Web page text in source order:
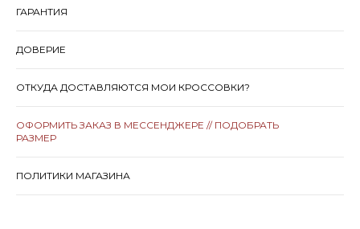
ГАРАНТИЯ
ДОВЕРИЕ
ОТКУДА ДОСТАВЛЯЮТСЯ МОИ КРОССОВКИ?
ОФОРМИТЬ ЗАКАЗ В МЕССЕНДЖЕРЕ // ПОДОБРАТЬ
РАЗМЕР
ПОЛИТИКИ МАГАЗИНА